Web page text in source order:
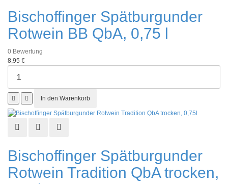
Bischoffinger Spätburgunder
Rotwein BB QbA, 0,75 l
0 Bewertung
8,95 €
SchnellansichtZur Wunschliste hinzufügen
Bischoffinger Spätburgunder
Rotwein Tradition QbA trocken,